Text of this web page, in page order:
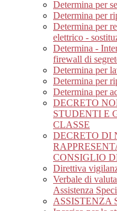
Determina per
Determina per
Determina per
elettrico -
Determina -
firewall di
Determina per
Determina per
Determina per
DECRETO
STUDENTI E
CLASSE
DECRETO DI
CONSIGLIO
Direttiva
Verbale di
Assistenza
ASSISTENZA